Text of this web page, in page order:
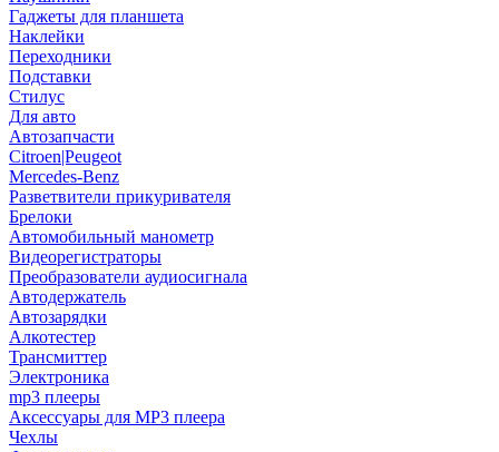
Гаджеты для планшета
Наклейки
Переходники
Подставки
Стилус
Для авто
Автозапчасти
Citroen|Peugeot
Mercedes-Benz
Разветвители прикуривателя
Брелоки
Автомобильный манометр
Видеорегистраторы
Преобразователи аудиосигнала
Автодержатель
Автозарядки
Алкотестер
Трансмиттер
Электроника
mp3 плееры
Аксессуары для MP3 плеера
Чехлы